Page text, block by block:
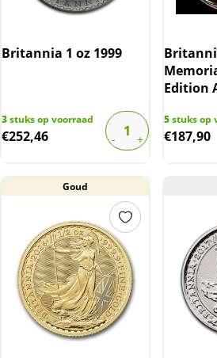
Britannia 1 oz 1999
3stuks op voorraad
€252,46
Edition
5stuks op
€187,90
Goud